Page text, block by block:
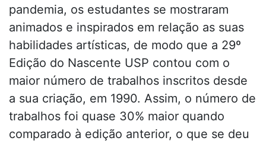
pandemia, os estudantes se mostraram
animados e inspirados em relação as suas
habilidades artísticas, de modo que a 29º
Edição do Nascente USP contou com o
maior número de trabalhos inscritos desde
a sua criação, em 1990. Assim, o número de
trabalhos foi quase 30% maior quando
comparado à edição anterior, o que se deu